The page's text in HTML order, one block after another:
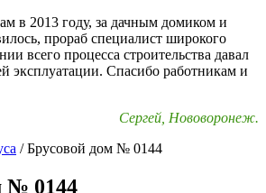
в 2013 году, за дачным домиком и
прораб специалист широкого
всего процесса строительства давал
эксплуатации. Спасибо работникам и
Сергей, Нововоронеж.
/Брусовой дом № 0144
№ 0144